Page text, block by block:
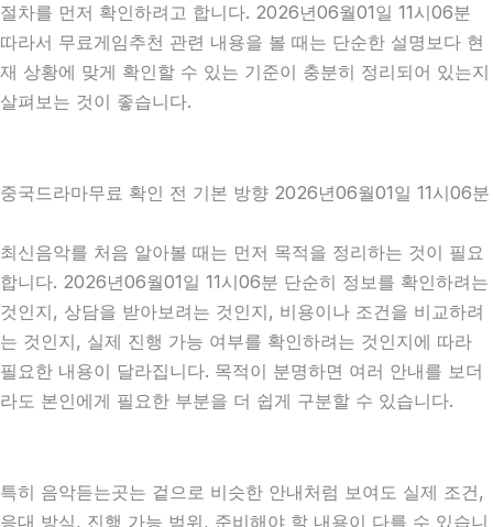
절차를 먼저 확인하려고 합니다. 2026년06월01일 11시06분
따라서 무료게임추천 관련 내용을 볼 때는 단순한 설명보다 현
재 상황에 맞게 확인할 수 있는 기준이 충분히 정리되어 있는지
살펴보는 것이 좋습니다.
중국드라마무료 확인 전 기본 방향 2026년06월01일 11시06분
최신음악를 처음 알아볼 때는 먼저 목적을 정리하는 것이 필요
합니다. 2026년06월01일 11시06분 단순히 정보를 확인하려는
것인지, 상담을 받아보려는 것인지, 비용이나 조건을 비교하려
는 것인지, 실제 진행 가능 여부를 확인하려는 것인지에 따라
필요한 내용이 달라집니다. 목적이 분명하면 여러 안내를 보더
라도 본인에게 필요한 부분을 더 쉽게 구분할 수 있습니다.
특히 음악듣는곳는 겉으로 비슷한 안내처럼 보여도 실제 조건,
응대 방식, 진행 가능 범위, 준비해야 할 내용이 다를 수 있습니